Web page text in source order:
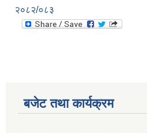
२०८२/०८३
बजेट तथा कार्यक्रम